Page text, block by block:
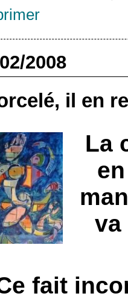
2008
il en
La
va
fait